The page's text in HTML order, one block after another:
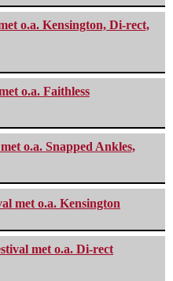
o.a. Kensington, Di-rect,
o.a. Faithless
o.a. Snapped Ankles,
met o.a. Kensington
met o.a. Di-rect